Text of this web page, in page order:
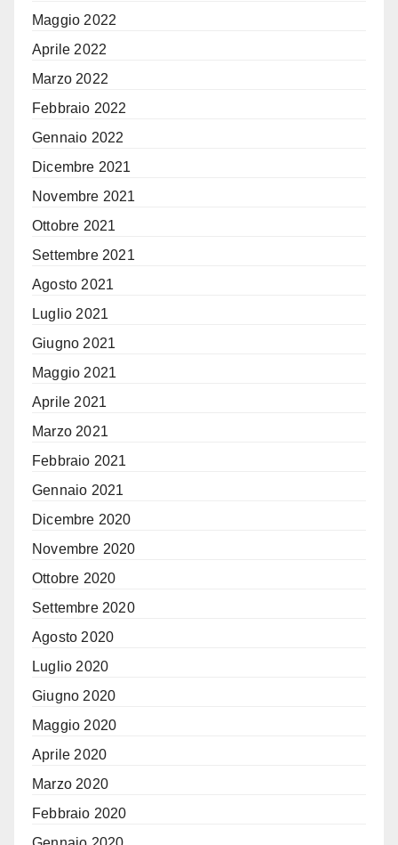
Maggio 2022
Aprile 2022
Marzo 2022
Febbraio 2022
Gennaio 2022
Dicembre 2021
Novembre 2021
Ottobre 2021
Settembre 2021
Agosto 2021
Luglio 2021
Giugno 2021
Maggio 2021
Aprile 2021
Marzo 2021
Febbraio 2021
Gennaio 2021
Dicembre 2020
Novembre 2020
Ottobre 2020
Settembre 2020
Agosto 2020
Luglio 2020
Giugno 2020
Maggio 2020
Aprile 2020
Marzo 2020
Febbraio 2020